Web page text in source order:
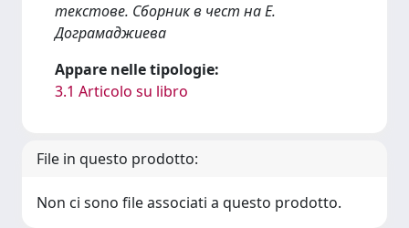
текстове. Сборник в чест на Е.
Дограмаджиева
Appare nelle tipologie:
3.1 Articolo su libro
File in questo prodotto:
Non ci sono file associati a questo prodotto.